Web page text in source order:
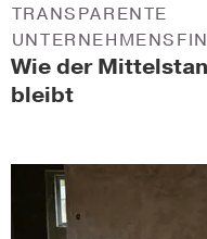
Wie der
bleibt
TRANSPARENTE